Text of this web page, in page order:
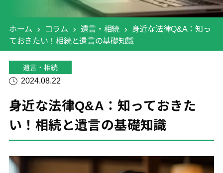
ホーム コラム 遺言・相続
身近な法律Q&A：知っ
ておきたい！相続と遺言の基礎知識
遺言・相続
2024.08.22
身近な法律Q&A：知っておきた
い！相続と遺言の基礎知識